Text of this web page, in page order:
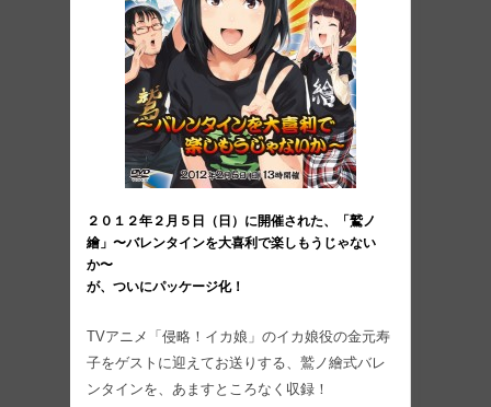
２０１２年２月５日（日）に開催された、「鷲ノ
繪」〜バレンタインを大喜利で楽しもうじゃない
か〜
が、ついにパッケージ化！
TVアニメ「侵略！イカ娘」のイカ娘役の金元寿
子をゲストに迎えてお送りする、鷲ノ繪式バレ
ンタインを、あますところなく収録！